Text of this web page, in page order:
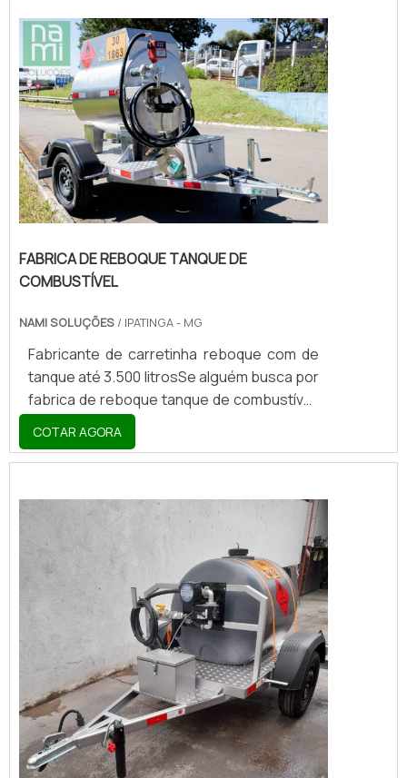
FABRICA DE REBOQUE TANQUE DE
COMBUSTÍVEL
NAMI SOLUÇÕES / IPATINGA - MG
Fabricante de carretinha reboque com de
tanque até 3.500 litrosSe alguém busca por
fabrica de reboque tanque de combustível,
achará no website da Nami Solucoes .
Realizando uma cotação por meio da
plataforma de divulgação das indústrias e
certo é aqui ! Quando o assunto é fabrica
de reboque tanque de combustível, com os
profissionais da Nami Solucoes receberá
precisão com comprometimento com...
COTAR AGORA